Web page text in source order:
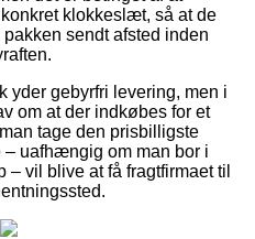
klokkeslæt, så at de
sendt afsted inden
yder gebyrfri levering, men i
om at der indkøbes for et
tage den prisbilligste
– uafhængig om man bor i
vil blive at få fragtfirmaet til